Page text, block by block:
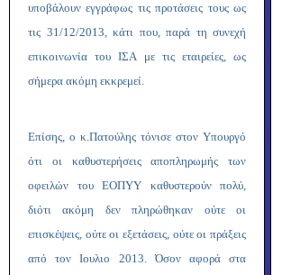
υποβάλουν εγγράφως τις προτάσεις τους ως
τις 31/12/2013, κάτι που, παρά τη συνεχή
επικοινωνία του ΙΣΑ με τις εταιρείες, ως
σήμερα ακόμη εκκρεμεί.
Επίσης, ο κ.Πατούλης τόνισε στον Υπουργό
ότι οι καθυστερήσεις αποπληρωμής των
οφειλών του ΕΟΠΥΥ καθυστερούν πολύ,
διότι ακόμη δεν πληρώθηκαν ούτε οι
επισκέψεις, ούτε οι εξετάσεις, ούτε οι πράξεις
από τον Ιουλιο 2013. Όσον αφορά στα